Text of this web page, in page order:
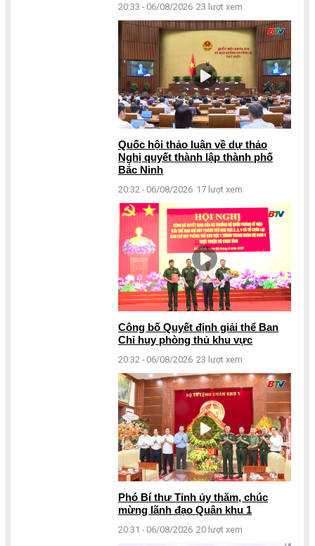
20:33 - 06/08/2026 23 lượt xem
Quốc hội thảo luận về dự thảo
Nghị quyết thành lập thành phố
Bắc Ninh
20:32 - 06/08/2026 17 lượt xem
Công bố Quyết định giải thể Ban
Chỉ huy phòng thủ khu vực
20:32 - 06/08/2026 23 lượt xem
Phó Bí thư Tỉnh ủy thăm, chúc
mừng lãnh đạo Quân khu 1
20:31 - 06/08/2026 20 lượt xem